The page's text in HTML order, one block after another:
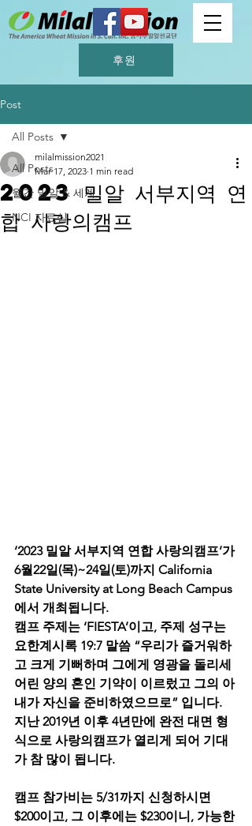
후원
Post
All Posts
월간 밀알 & 세계
NCI 자료실
All Posts
2023 밀알 서부지역 연
합 사랑의캠프
milalmission2021
Mar 17, 2023 1 min read
‘2023 밀알 서부지역 연합 사랑의캠프’가
6월22일(목)~24일(토)까지 California
State University at Long Beach Campus
에서 개최됩니다.
캠프 주제는 ‘FIESTA’이고, 주제 성구는
요한계시록 19:7 말씀 “우리가 즐거워하
고 크게 기뻐하며 그에게 영광을 돌리세
어린 양의 혼인 기약이 이르렀고 그의 아
내가 자신을 준비하였으므로” 입니다.
지난 2019년 이후 4년만에 완전 대면 형
식으로 사랑의캠프가 열리게 되어 기대
가 참 많이 됩니다.
캠프 참가비는 5/31까지 신청하시면
$200이고, 그 이후에는 $230이니, 가능한